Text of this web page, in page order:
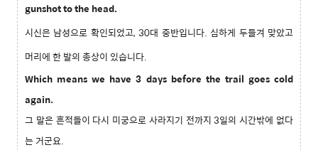
gunshot to the head.
시신은 남성으로 확인되었고, 30대 중반입니다. 심하게 두들겨 맞았고
머리에 한 발의 총상이 있습니다.
Which means we have 3 days before the trail goes cold
again.
그 말은 흔적들이 다시 미궁으로 사라지기 전까지 3일의 시간밖에 없다
는 거군요.